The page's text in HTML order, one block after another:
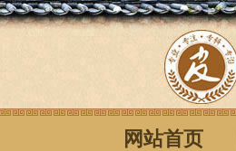
网站首页